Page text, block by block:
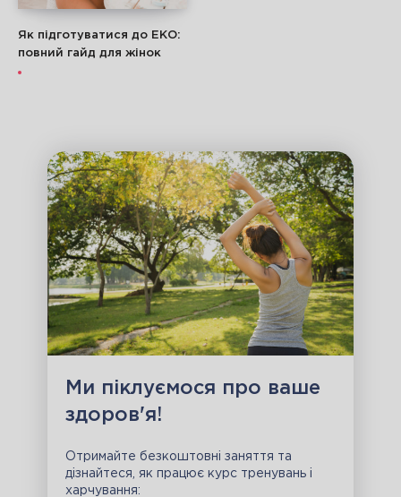
Як підготуватися до ЕКО:
повний гайд для жінок
Ми піклуємося про ваше
здоров'я!
Отримайте безкоштовні заняття та
дізнайтеся, як працює курс тренувань і
харчування: